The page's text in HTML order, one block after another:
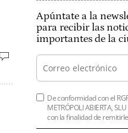
Apúntate a la
para recibir las
importantes de la
De conformidad con el
METRÓPOLI ABIERTA,
con la finalidad de